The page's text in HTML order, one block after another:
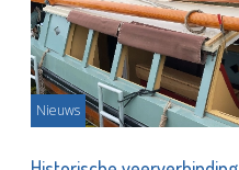
Nieuws